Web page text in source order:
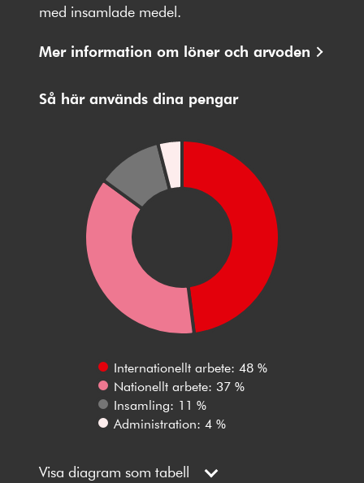
med insamlade medel.
Mer information om löner och arvoden
Så här används dina pengar
Internationellt arbete: 48 %
Nationellt arbete: 37 %
Insamling: 11 %
Administration: 4 %
Visa diagram som tabell